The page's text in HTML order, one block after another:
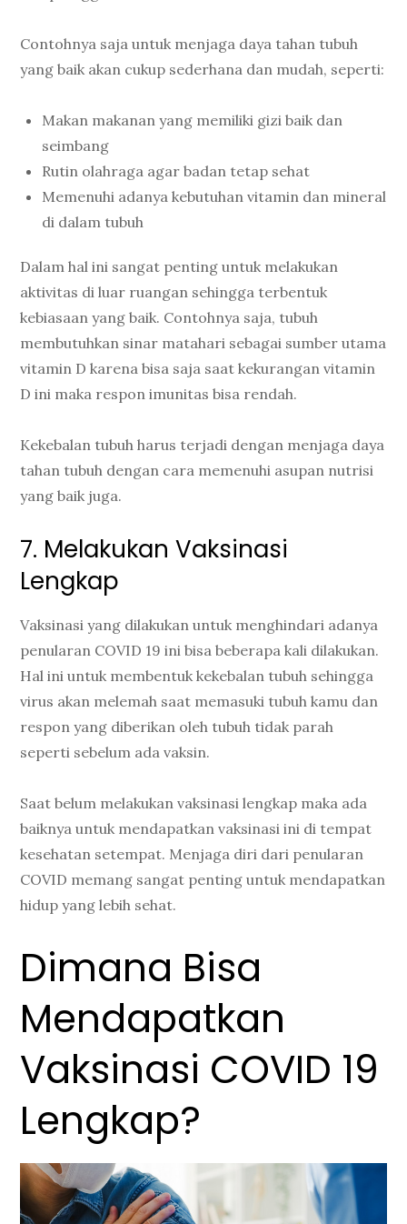
Contohnya saja untuk menjaga daya tahan tubuh
yang baik akan cukup sederhana dan mudah, seperti:
Makan makanan yang memiliki gizi baik dan
seimbang
Rutin olahraga agar badan tetap sehat
Memenuhi adanya kebutuhan vitamin dan mineral
di dalam tubuh
Dalam hal ini sangat penting untuk melakukan
aktivitas di luar ruangan sehingga terbentuk
kebiasaan yang baik. Contohnya saja, tubuh
membutuhkan sinar matahari sebagai sumber utama
vitamin D karena bisa saja saat kekurangan vitamin
D ini maka respon imunitas bisa rendah.
Kekebalan tubuh harus terjadi dengan menjaga daya
tahan tubuh dengan cara memenuhi asupan nutrisi
yang baik juga.
7. Melakukan Vaksinasi
Lengkap
Vaksinasi yang dilakukan untuk menghindari adanya
penularan COVID 19 ini bisa beberapa kali dilakukan.
Hal ini untuk membentuk kekebalan tubuh sehingga
virus akan melemah saat memasuki tubuh kamu dan
respon yang diberikan oleh tubuh tidak parah
seperti sebelum ada vaksin.
Saat belum melakukan vaksinasi lengkap maka ada
baiknya untuk mendapatkan vaksinasi ini di tempat
kesehatan setempat. Menjaga diri dari penularan
COVID memang sangat penting untuk mendapatkan
hidup yang lebih sehat.
Dimana Bisa
Mendapatkan
Vaksinasi COVID 19
Lengkap?